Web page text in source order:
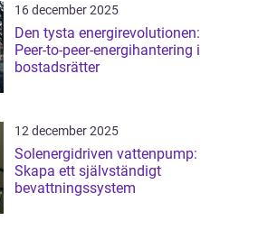
16 december 2025
Den tysta energirevolutionen:
Peer-to-peer-energihantering i
bostadsrätter
12 december 2025
Solenergidriven vattenpump:
Skapa ett självständigt
bevattningssystem